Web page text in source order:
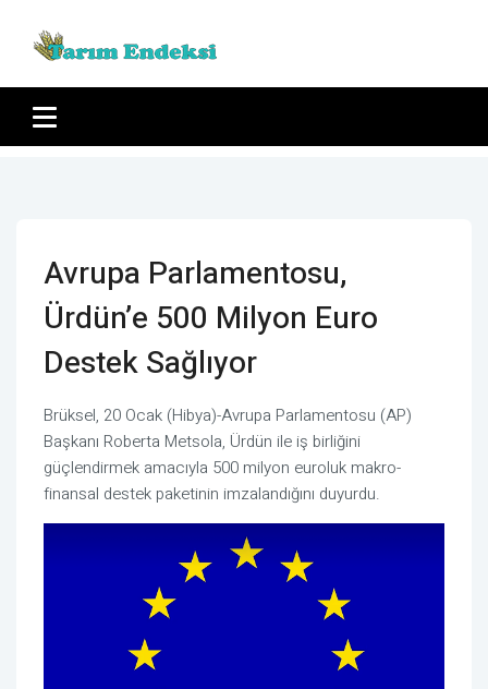
Avrupa Parlamentosu,
Ürdün’e 500 Milyon Euro
Destek Sağlıyor
Brüksel, 20 Ocak (Hibya)-Avrupa Parlamentosu (AP)
Başkanı Roberta Metsola, Ürdün ile iş birliğini
güçlendirmek amacıyla 500 milyon euroluk makro-
finansal destek paketinin imzalandığını duyurdu.